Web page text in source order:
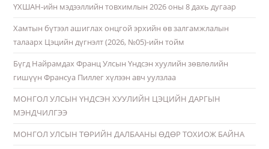
ҮХШАН-ийн мэдээллийн товхимлын 2026 оны 8 дахь дугаар
Хамтын бүтээл ашиглах онцгой эрхийн өв залгамжлалын
талаарх Цэцийн дүгнэлт (2026, №05)-ийн тойм
Бүгд Найрамдах Франц Улсын Үндсэн хуулийн зөвлөлийн
гишүүн Франсуа Пиллег хүлээн авч уулзлаа
МОНГОЛ УЛСЫН ҮНДСЭН ХУУЛИЙН ЦЭЦИЙН ДАРГЫН
МЭНДЧИЛГЭЭ
МОНГОЛ УЛСЫН ТӨРИЙН ДАЛБААНЫ ӨДӨР ТОХИОЖ БАЙНА